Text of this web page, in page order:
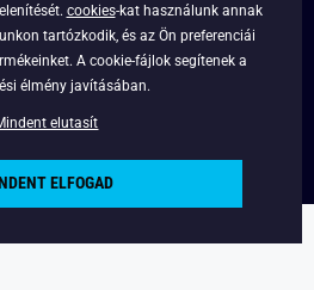
cookies-kat használunk annak
tartózkodik, és az Ön preferenciái
A cookie-fájlok segítenek a
élmény javításában.
elutasít
ELFOGAD